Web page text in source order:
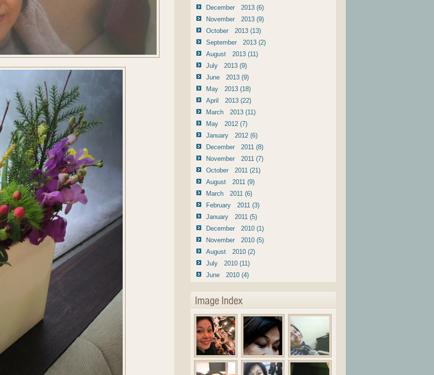
December 2013 (6)
November 2013 (9)
October 2013 (13)
September 2013 (2)
August 2013 (11)
July 2013 (9)
June 2013 (9)
May 2013 (18)
April 2013 (22)
March 2013 (11)
May 2012 (7)
January 2012 (6)
December 2011 (8)
November 2011 (7)
October 2011 (21)
August 2011 (9)
March 2011 (6)
February 2011 (3)
January 2011 (5)
December 2010 (1)
November 2010 (5)
August 2010 (2)
July 2010 (11)
June 2010 (4)